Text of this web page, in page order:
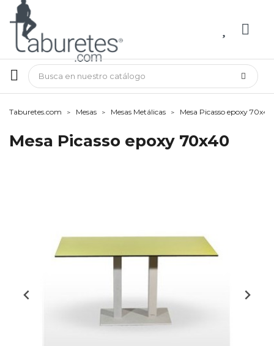
Taburetes.com Mesas Mesas Metálicas Mesa Picasso epoxy 70x40
Mesa Picasso epoxy 70x40